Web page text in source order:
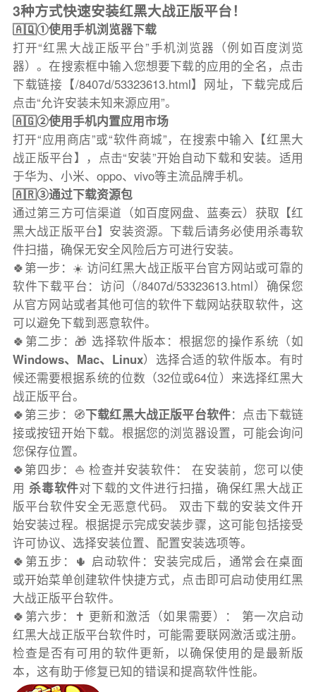
3种方式快速安装红黑大战正版平台！
🇦🇶①使用手机浏览器下载
打开“红黑大战正版平台”手机浏览器（例如百度浏览
器）。在搜索框中输入您想要下载的应用的全名，点击
下载链接【/8407d/53323613.html】网址，下载完成后
点击“允许安装未知来源应用”。
🇦🇬②使用手机内置应用市场
打开“应用商店”或“软件商城”，在搜索中输入【红黑大
战正版平台】，点击“安装”开始自动下载和安装。适用
于华为、小米、oppo、vivo等主流品牌手机。
🇦🇷③通过下载资源包
通过第三方可信渠道（如百度网盘、蓝奏云）获取【红
黑大战正版平台】安装资源。下载后请务必使用杀毒软
件扫描，确保无安全风险后方可进行安装。
🍀第一步：☀️ 访问红黑大战正版平台官方网站或可靠的
软件下载平台：访问（/8407d/53323613.html）确保您
从官方网站或者其他可信的软件下载网站获取软件，这
可以避免下载到恶意软件。
🍀第二步：🎁 选择软件版本：根据您的操作系统（如
Windows、Mac、Linux）选择合适的软件版本。有时
候还需要根据系统的位数（32位或64位）来选择红黑大
战正版平台。
🍀第三步：🧭下载红黑大战正版平台软件：点击下载链
接或按钮开始下载。根据您的浏览器设置，可能会询问
您保存位置。
🍀第四步：⛵️ 检查并安装软件： 在安装前，您可以使
用杀毒软件对下载的文件进行扫描，确保红黑大战正
版平台软件安全无恶意代码。 双击下载的安装文件开
始安装过程。根据提示完成安装步骤，这可能包括接受
许可协议、选择安装位置、配置安装选项等。
🍀第五步：🌵 启动软件：安装完成后，通常会在桌面
或开始菜单创建软件快捷方式，点击即可启动使用红黑
大战正版平台软件。
🍀第六步：✝️ 更新和激活（如果需要）： 第一次启动
红黑大战正版平台软件时，可能需要联网激活或注册。
检查是否有可用的软件更新，以确保使用的是最新版
本，这有助于修复已知的错误和提高软件性能。